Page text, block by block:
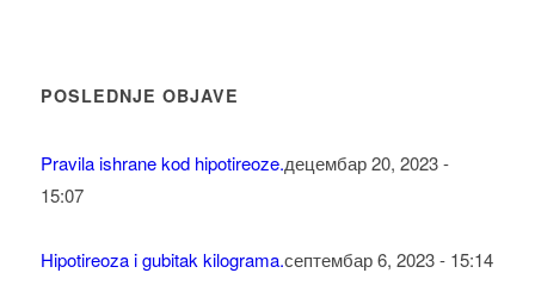
POSLEDNJE OBJAVE
Pravila ishrane kod hipotireoze.децембар 20, 2023 -
15:07
Hipotireoza i gubitak kilograma.септембар 6, 2023 - 15:14